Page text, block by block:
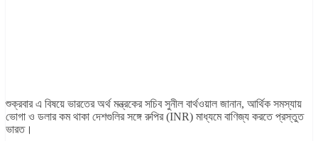
শুক্রবার এ বিষয়ে ভারতের অর্থ মন্ত্রকের সচিব সুনীল বার্থওয়াল জানান, আর্থিক সমস্যায়
ভোগা ও ডলার কম থাকা দেশগুলির সঙ্গে রুপির (INR) মাধ্যমে বাণিজ্য করতে প্রস্তুত
ভারত।